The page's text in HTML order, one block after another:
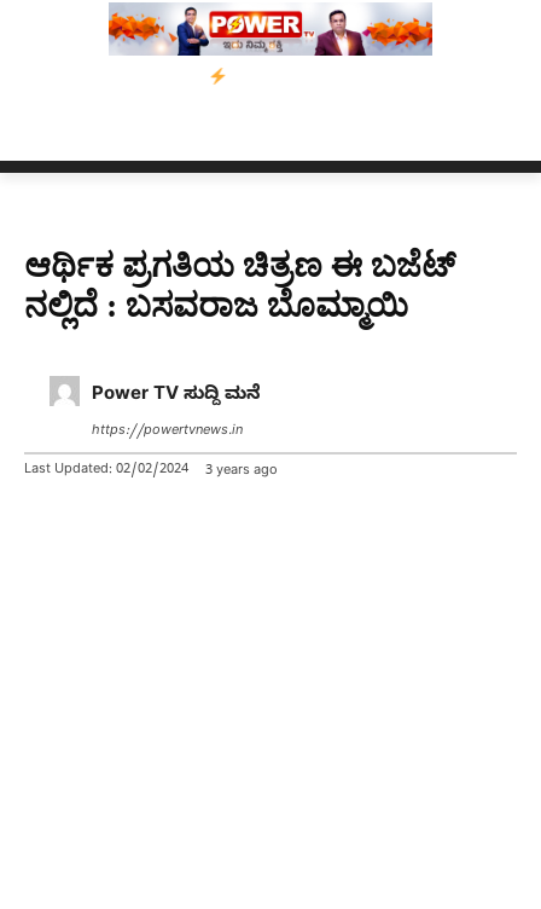
ಬೀರೇನ್ ಸಿಂಗ್ ಅವರ ಆಡಿಯೋ ಕ್ಲಿಪ್ ಅನ್ನು
ಆರ್ಥಿಕ ಪ್ರಗತಿಯ ಚಿತ್ರಣ ಈ ಬಜೆಟ್
ನಲ್ಲಿದೆ : ಬಸವರಾಜ ಬೊಮ್ಮಾಯಿ
Power TV ಸುದ್ದಿ ಮನೆ
https://powertvnews.in
Last Updated: 02/02/2024 3 years ago